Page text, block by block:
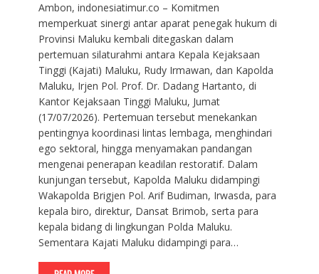
Ambon, indonesiatimur.co – Komitmen
memperkuat sinergi antar aparat penegak hukum di
Provinsi Maluku kembali ditegaskan dalam
pertemuan silaturahmi antara Kepala Kejaksaan
Tinggi (Kajati) Maluku, Rudy Irmawan, dan Kapolda
Maluku, Irjen Pol. Prof. Dr. Dadang Hartanto, di
Kantor Kejaksaan Tinggi Maluku, Jumat
(17/07/2026). Pertemuan tersebut menekankan
pentingnya koordinasi lintas lembaga, menghindari
ego sektoral, hingga menyamakan pandangan
mengenai penerapan keadilan restoratif. Dalam
kunjungan tersebut, Kapolda Maluku didampingi
Wakapolda Brigjen Pol. Arif Budiman, Irwasda, para
kepala biro, direktur, Dansat Brimob, serta para
kepala bidang di lingkungan Polda Maluku.
Sementara Kajati Maluku didampingi para…